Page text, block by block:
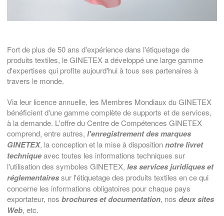
Fort de plus de 50 ans d'expérience dans l'étiquetage de
produits textiles, le GINETEX a développé une large gamme
d'expertises qui profite aujourd'hui à tous ses partenaires à
travers le monde.
Via leur licence annuelle, les Membres Mondiaux du GINETEX
bénéficient d'une gamme complète de supports et de services,
à la demande. L'offre du Centre de Compétences GINETEX
comprend, entre autres, l'enregistrement des marques
GINETEX, la conception et la mise à dispositionnotre livret
techniqueavec toutes les informations techniques sur
l'utilisation des symboles GINETEX, les services juridiques et
réglementairessur l'étiquetage des produits textiles en ce qui
concerne les informations obligatoires pour chaque pays
exportateur, nos brochures et documentation, nos deux sites
Web, etc.